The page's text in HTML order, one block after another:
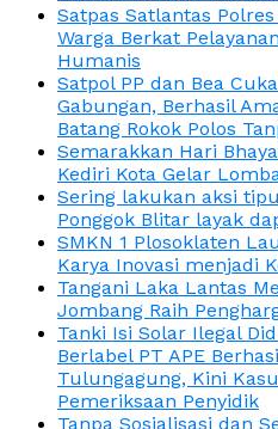
Satpas Satlantas
Warga Berkat
Humanis
Satpol PP dan Bea
Gabungan, Berhasil
Batang Rokok Polos
Semarakkan Hari
Kediri Kota Gelar
Sering lakukan aksi
Ponggok Blitar layak
SMKN 1 Plosoklaten
Karya Inovasi menjadi
Tangani Laka Lantas
Jombang Raih
Tanki Isi Solar Ilegal
Berlabel PT APE
Tulungagung, Kini
Pemeriksaan Penyidik
Tanpa Sosialisasi dan